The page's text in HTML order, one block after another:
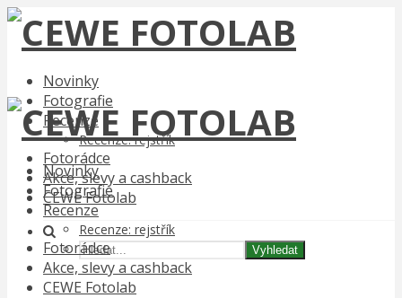
Novinky
Fotografie
Recenze
Recenze: rejstřík
Fotorádce
Akce, slevy a cashback
CEWE Fotolab
Vyhledat
Novinky
Fotografie
Recenze
Recenze: rejstřík
Fotorádce
Akce, slevy a cashback
CEWE Fotolab